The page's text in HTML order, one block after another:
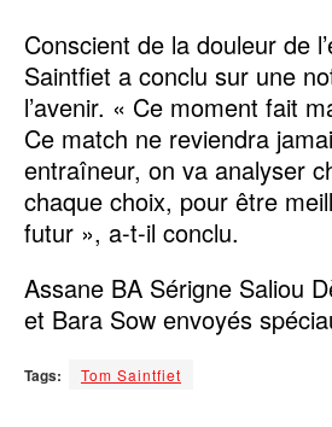
Conscient de la douleur de
Saintfiet a conclu sur une
l’avenir. « Ce moment fait
Ce match ne reviendra
entraîneur, on va analyser
chaque choix, pour être
futur », a-t-il conclu.
Assane BA Sérigne Saliou
et Bara Sow envoyés
Tags: Tom Saintfiet